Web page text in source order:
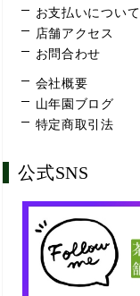
お支払いについて
店舗アクセス
お問合わせ
会社概要
山年園ブログ
特定商取引法
公式SNS